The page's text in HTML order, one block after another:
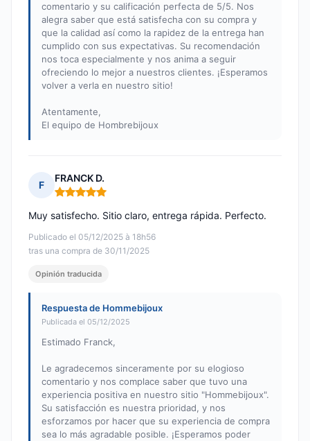
comentario y su calificación perfecta de 5/5. Nos
alegra saber que está satisfecha con su compra y
que la calidad así como la rapidez de la entrega han
cumplido con sus expectativas. Su recomendación
nos toca especialmente y nos anima a seguir
ofreciendo lo mejor a nuestros clientes. ¡Esperamos
volver a verla en nuestro sitio!
Atentamente,
El equipo de Hombrebijoux
F
FRANCK D.
Nota: 5 de 5
Publicado el 05/12/2025 à 18h56
tras una compra de 30/11/2025
Muy satisfecho. Sitio claro, entrega rápida. Perfecto.
Opinión traducida
Respuesta de Hommebijoux
Publicada el 05/12/2025
Estimado Franck,
Le agradecemos sinceramente por su elogioso
comentario y nos complace saber que tuvo una
experiencia positiva en nuestro sitio "Hommebijoux".
Su satisfacción es nuestra prioridad, y nos
esforzamos por hacer que su experiencia de compra
sea lo más agradable posible. ¡Esperamos poder